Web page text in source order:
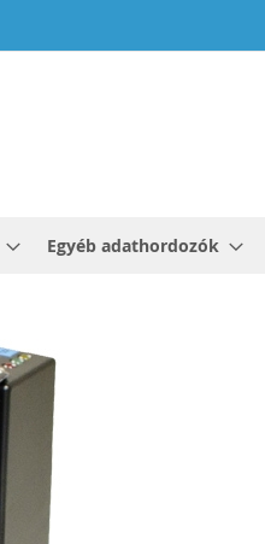
Egyéb adathordozók